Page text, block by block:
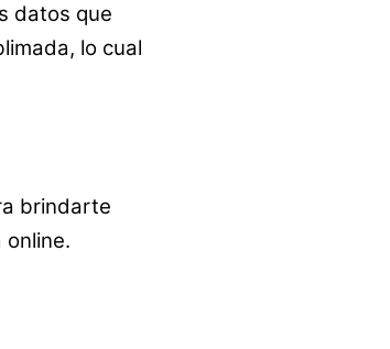
datos que
lo cual
brindarte